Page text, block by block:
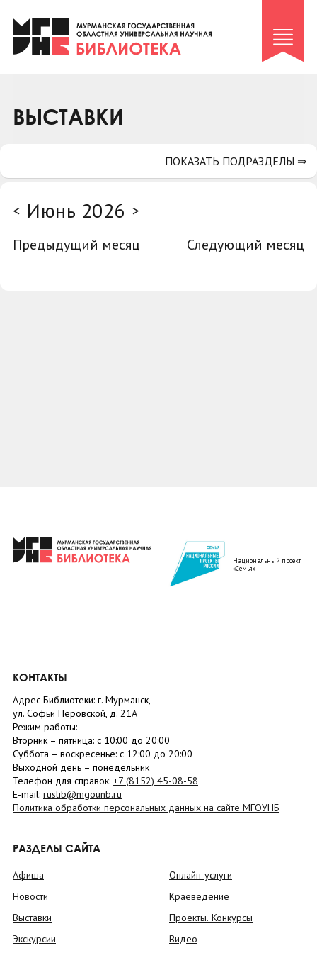
Клуб «Гиря и сельдерей»
Клуб «Семейный архив»
Коллегам
ВЫСТАВКИ
< Июнь 2026 >
Предыдущий месяц
Следующий месяц
ПОКАЗАТЬ ПОДРАЗДЕЛЫ ⇒
Национальный проект
«Семья»
КОНТАКТЫ
Адрес Библиотеки: г. Мурманск,
ул. Софьи Перовской, д. 21А
Режим работы:
Вторник – пятница: с 10:00 до 20:00
Суббота – воскресенье: c 12:00 до 20:00
Выходной день – понедельник
Телефон для справок: +7 (8152) 45-08-58
E-mail: ruslib@mgounb.ru
Политика обработки персональных данных на сайте МГОУНБ
РАЗДЕЛЫ САЙТА
Афиша
Новости
Выставки
Экскурсии
Онлайн-услуги
Краеведение
Проекты. Конкурсы
Видео